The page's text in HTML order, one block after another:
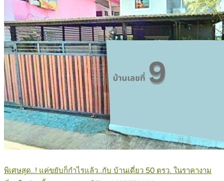
พิเศษสุด..! แค่ขยับก็กำไรแล้ว..กับ บ้านเดี่ยว 50 ตรว. ในราคางาม